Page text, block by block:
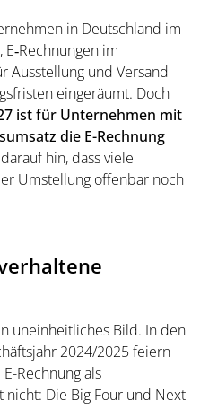
in Deutschland im
im
Ausstellung und Versand
eingeräumt. Doch
ist für Unternehmen mit
die E-Rechnung
hin, dass viele
Umstellung offenbar noch
uneinheitliches Bild. In den
2024/2025 feiern
Rechnung als
Die Big Four und Next